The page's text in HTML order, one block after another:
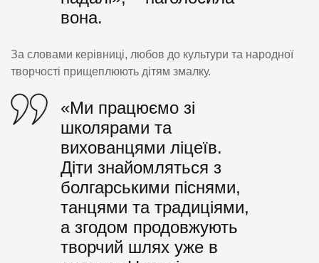
вона.
За словами керівниці, любов до культури та народної
творчості прищеплюють дітям змалку.
«Ми працюємо зі
школярами та
вихованцями ліцеїв.
Діти знайомляться з
болгарськими піснями,
танцями та традиціями,
а згодом продовжують
творчий шлях уже в